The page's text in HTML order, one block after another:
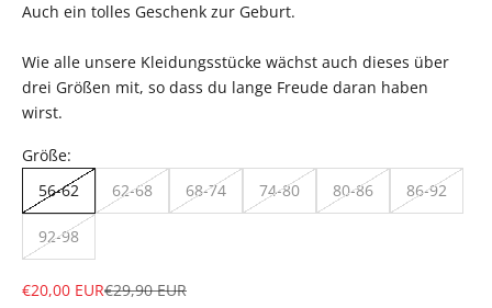
Auch ein tolles Geschenk zur Geburt.
Wie alle unsere Kleidungsstücke wächst auch dieses über
drei Größen mit, so dass du lange Freude daran haben
wirst.
Größe:
56-62
62-68 68-74 74-80 80-86 86-92
92-98
Angebot
€20,00 EURRegulärer Preis
€29,90 EUR